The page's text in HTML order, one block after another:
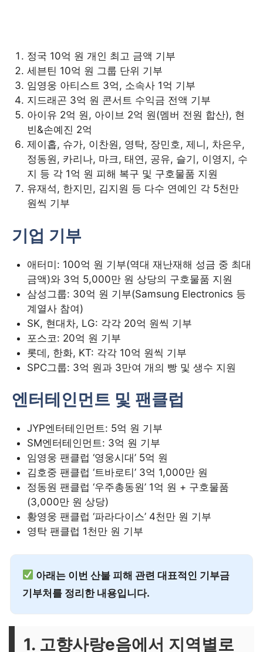
정국 10억 원 개인 최고 금액 기부
세븐틴 10억 원 그룹 단위 기부
임영웅 아티스트 3억, 소속사 1억 기부
지드래곤 3억 원 콘서트 수익금 전액 기부
아이유 2억 원, 아이브 2억 원(멤버 전원 합산), 현
빈&손예진 2억
제이홉, 슈가, 이찬원, 영탁, 장민호, 제니, 차은우,
정동원, 카리나, 마크, 태연, 공유, 슬기, 이영지, 수
지 등 각 1억 원 피해 복구 및 구호물품 지원
유재석, 한지민, 김지원 등 다수 연예인 각 5천만
원씩 기부
기업 기부
애터미: 100억 원 기부(역대 재난재해 성금 중 최대
금액)와 3억 5,000만 원 상당의 구호물품 지원
삼성그룹: 30억 원 기부(Samsung Electronics 등
계열사 참여)
SK, 현대차, LG: 각각 20억 원씩 기부
포스코: 20억 원 기부
롯데, 한화, KT: 각각 10억 원씩 기부
SPC그룹: 3억 원과 3만여 개의 빵 및 생수 지원
엔터테인먼트 및 팬클럽
JYP엔터테인먼트: 5억 원 기부
SM엔터테인먼트: 3억 원 기부
임영웅 팬클럽 ‘영웅시대’ 5억 원
김호중 팬클럽 ‘트바로티’ 3억 1,000만 원
정동원 팬클럽 ‘우주총동원’ 1억 원 + 구호물품
(3,000만 원 상당)
황영웅 팬클럽 ‘파라다이스’ 4천만 원 기부
영탁 팬클럽 1천만 원 기부
아래는 이번 산불 피해 관련 대표적인 기부금
기부처를 정리한 내용입니다.
1. 고향사랑e음에서 지역별로